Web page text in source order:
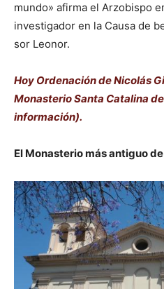
mundo» afirma el Arzobispo
investigador en la Causa de
sor Leonor.
Hoy Ordenación de Nicolás
Monasterio Santa Catalina
información).
El Monasterio más antiguo